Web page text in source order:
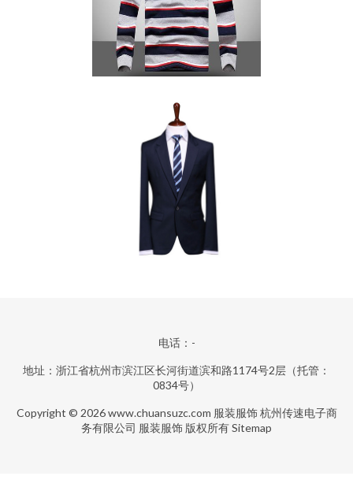
电话：-
地址：浙江省杭州市滨江区长河街道滨和路1174号2层（托管：
0834号）
Copyright © 2026www.chuansuzc.com 服装服饰 杭州传速电子商
务有限公司 服装服饰 版权所有Sitemap